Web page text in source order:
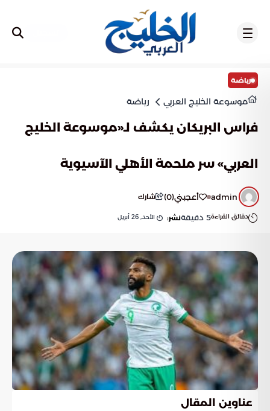
رياضة
موسوعة الخليج العربي رياضة
فراس البريكان يكشف لـ«موسوعة الخليج
العربي» سر ملحمة الأهلي الآسيوية
admin أعجبني(
0
) شارك
دقائق القراءة5 دقيقةنشر: الأحد, 26 أبريل
عناوين المقال